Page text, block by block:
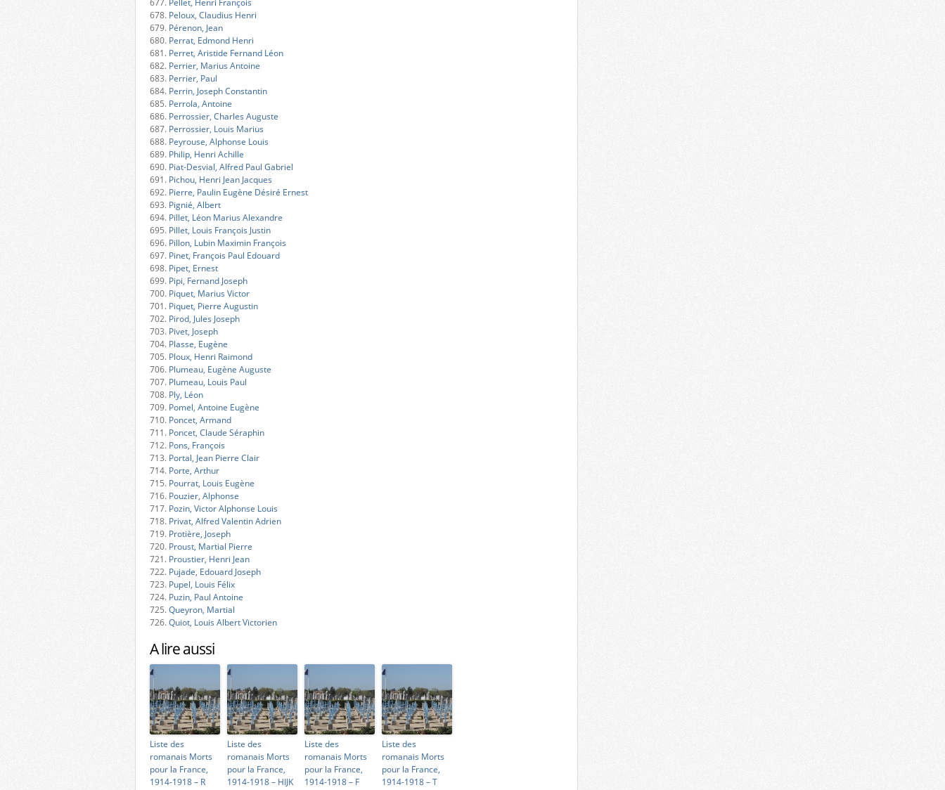
677. Pellet, Henri François
678. Peloux, Claudius Henri
679. Pérenon, Jean
680. Perrat, Edmond Henri
681. Perret, Aristide Fernand Léon
682. Perrier, Marius Antoine
683. Perrier, Paul
684. Perrin, Joseph Constantin
685. Perrola, Antoine
686. Perrossier, Charles Auguste
687. Perrossier, Louis Marius
688. Peyrouse, Alphonse Louis
689. Philip, Henri Achille
690. Piat-Desvial, Alfred Paul Gabriel
691. Pichou, Henri Jean Jacques
692. Pierre, Paulin Eugène Désiré Ernest
693. Pignié, Albert
694. Pillet, Léon Marius Alexandre
695. Pillet, Louis François Justin
696. Pillon, Lubin Maximin François
697. Pinet, François Paul Edouard
698. Pipet, Ernest
699. Pipi, Fernand Joseph
700. Piquet, Marius Victor
701. Piquet, Pierre Augustin
702. Pirod, Jules Joseph
703. Pivet, Joseph
704. Plasse, Eugène
705. Ploux, Henri Raimond
706. Plumeau, Eugène Auguste
707. Plumeau, Louis Paul
708. Ply, Léon
709. Pomel, Antoine Eugène
710. Poncet, Armand
711. Poncet, Claude Séraphin
712. Pons, François
713. Portal, Jean Pierre Clair
714. Porte, Arthur
715. Pourrat, Louis Eugène
716. Pouzier, Alphonse
717. Pozin, Victor Alphonse Louis
718. Privat, Alfred Valentin Adrien
719. Protière, Joseph
720. Proust, Martial Pierre
721. Proustier, Henri Jean
722. Pujade, Edouard Joseph
723. Pupel, Louis Félix
724. Puzin, Paul Antoine
725.Queyron, Martial
726.Quiot, Louis Albert Victorien
A lire aussi
Liste des
romanais Morts
pour la France,
1914-1918 – R
Liste des
romanais Morts
pour la France,
1914-1918 – HIJK
Liste des
romanais Morts
pour la France,
1914-1918 – F
Liste des
romanais Morts
pour la France,
1914-1918 – T